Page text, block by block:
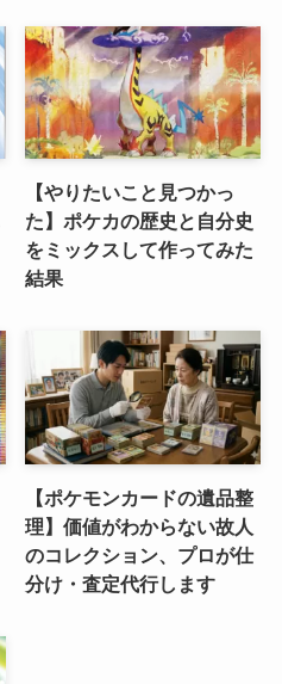
【やりたいこと見つかっ
た】ポケカの歴史と自分史
をミックスして作ってみた
結果
【ポケモンカードの遺品整
理】価値がわからない故人
のコレクション、プロが仕
分け・査定代行します